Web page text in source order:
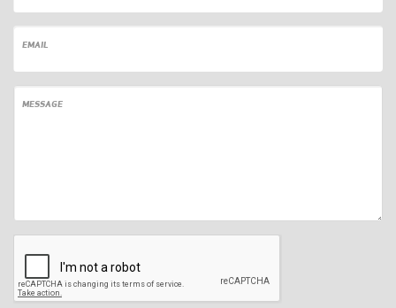
EMAIL
MESSAGE